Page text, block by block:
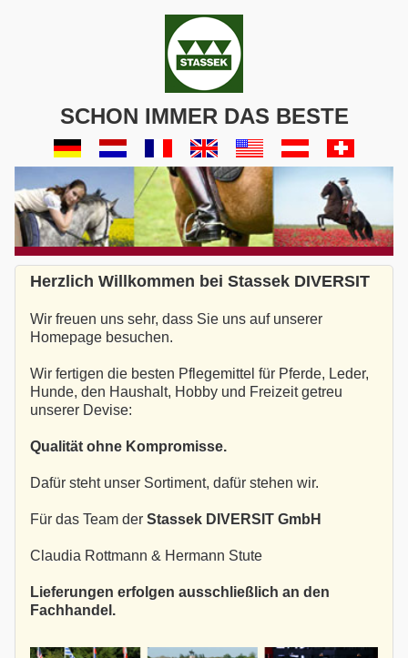
SCHON IMMER DAS BESTE
Herzlich Willkommen bei Stassek DIVERSIT
Wir freuen uns sehr, dass Sie uns auf unserer
Homepage besuchen.
Wir fertigen die besten Pflegemittel für Pferde, Leder,
Hunde, den Haushalt, Hobby und Freizeit getreu
unserer Devise:
Qualität ohne Kompromisse.
Dafür steht unser Sortiment, dafür stehen wir.
Für das Team der Stassek DIVERSIT GmbH
Claudia Rottmann & Hermann Stute
Lieferungen erfolgen ausschließlich an den
Fachhandel.